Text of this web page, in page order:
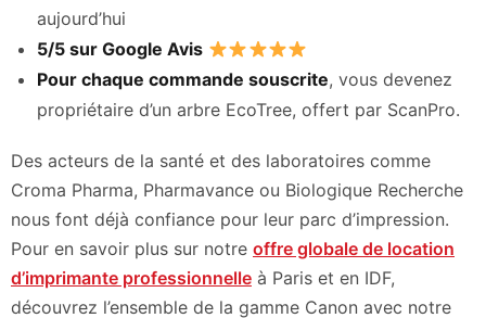
aujourd’hui
5/5 sur Google Avis
Pour chaque commande souscrite, vous devenez
propriétaire d’un arbre EcoTree, offert par ScanPro.
Des acteurs de la santé et des laboratoires comme
Croma Pharma, Pharmavance ou Biologique Recherche
nous font déjà confiance pour leur parc d’impression.
Pour en savoir plus sur notre offre globale de location
d’imprimante professionnelle à Paris et en IDF,
découvrez l’ensemble de la gamme Canon avec notre